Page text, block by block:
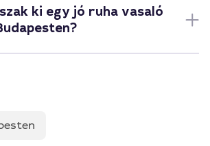
ki egy jó ruha vasaló